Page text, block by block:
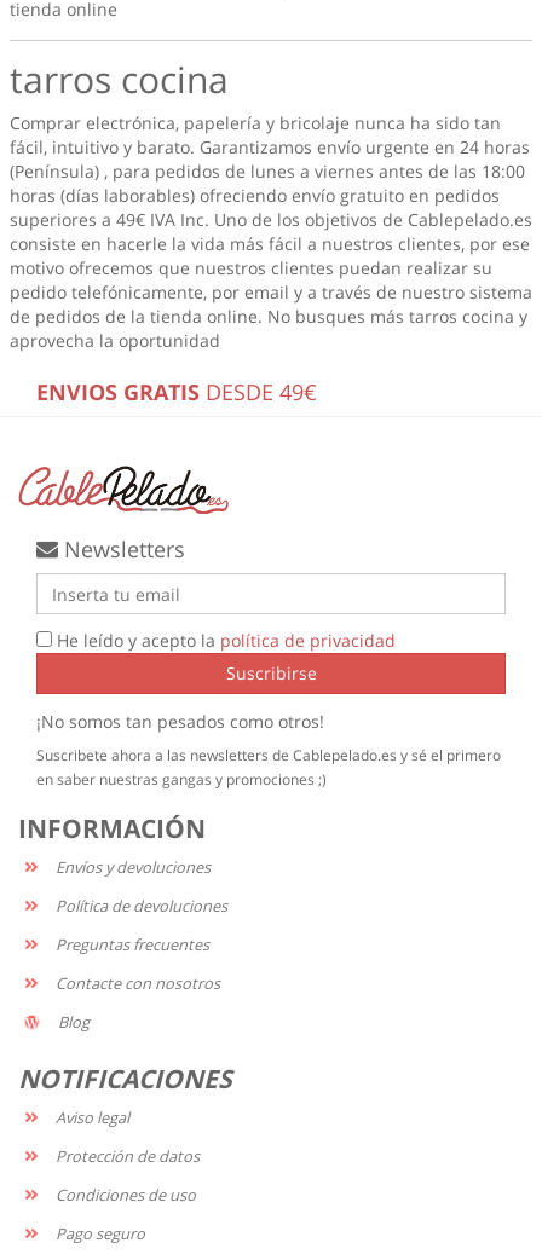
tienda online
tarros cocina
Comprar electrónica, papelería y bricolaje nunca ha sido tan
fácil, intuitivo y barato. Garantizamos envío urgente en 24 horas
(Península) , para pedidos de lunes a viernes antes de las 18:00
horas (días laborables) ofreciendo envío gratuito en pedidos
superiores a 49€ IVA Inc. Uno de los objetivos de Cablepelado.es
consiste en hacerle la vida más fácil a nuestros clientes, por ese
motivo ofrecemos que nuestros clientes puedan realizar su
pedido telefónicamente, por email y a través de nuestro sistema
de pedidos de la tienda online. No busques más tarros cocina y
aprovecha la oportunidad
ENVIOS GRATIS DESDE 49€
Newsletters
He leído y acepto la política de privacidad
Suscribirse
¡No somos tan pesados como otros!
Suscribete ahora a las newsletters de Cablepelado.es y sé el primero
en saber nuestras gangas y promociones ;)
INFORMACIÓN
Envíos y devoluciones
Política de devoluciones
Preguntas frecuentes
Contacte con nosotros
Blog
NOTIFICACIONES
Aviso legal
Protección de datos
Condiciones de uso
Pago seguro